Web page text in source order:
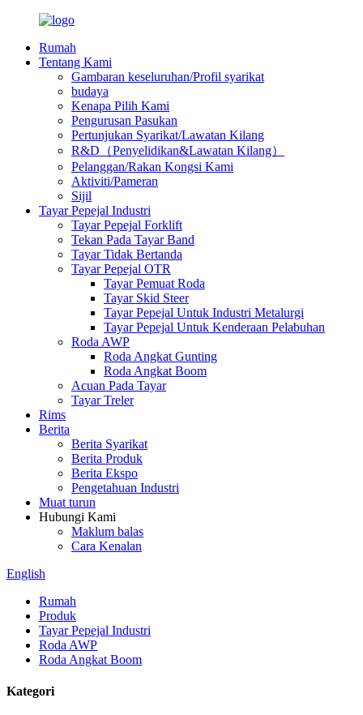
Rumah
Tentang Kami
Gambaran keseluruhan/Profil syarikat
budaya
Kenapa Pilih Kami
Pengurusan Pasukan
Pertunjukan Syarikat/Lawatan Kilang
R&D（Penyelidikan&Lawatan Kilang）
Pelanggan/Rakan Kongsi Kami
Aktiviti/Pameran
Sijil
Tayar Pepejal Industri
Tayar Pepejal Forklift
Tekan Pada Tayar Band
Tayar Tidak Bertanda
Tayar Pepejal OTR
Tayar Pemuat Roda
Tayar Skid Steer
Tayar Pepejal Untuk Industri Metalurgi
Tayar Pepejal Untuk Kenderaan Pelabuhan
Roda AWP
Roda Angkat Gunting
Roda Angkat Boom
Acuan Pada Tayar
Tayar Treler
Rims
Berita
Berita Syarikat
Berita Produk
Berita Ekspo
Pengetahuan Industri
Muat turun
Hubungi Kami
Maklum balas
Cara Kenalan
English
Rumah
Produk
Tayar Pepejal Industri
Roda AWP
Roda Angkat Boom
Kategori